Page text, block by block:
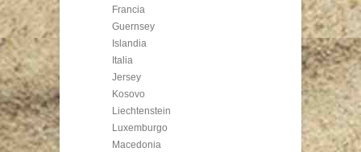
Francia
Guernsey
Islandia
Italia
Jersey
Kosovo
Liechtenstein
Luxemburgo
Macedonia